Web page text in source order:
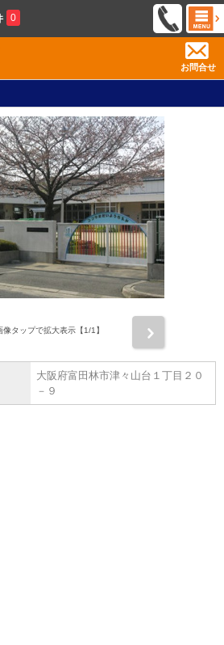
0
お問合せ
像タップで拡大表示【1/1】
大阪府富田林市津々山台１丁目２０
－９